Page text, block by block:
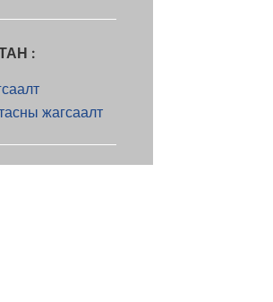
:
жагсаалт